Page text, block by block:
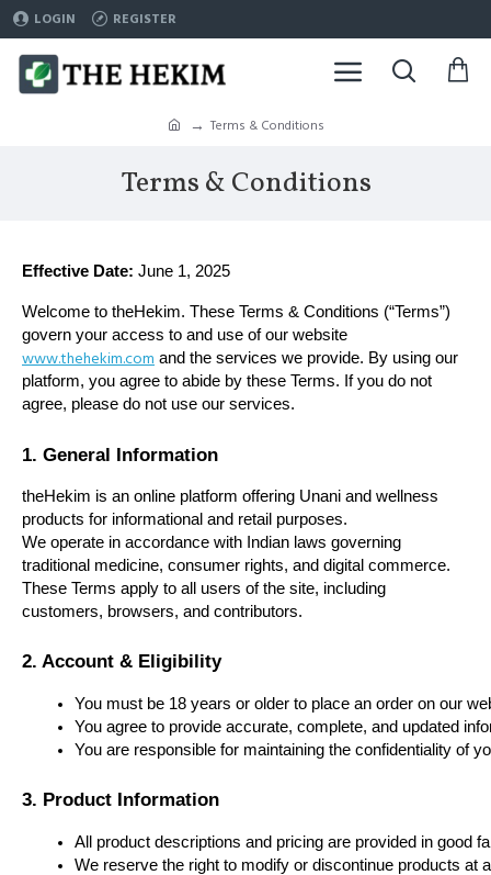
LOGIN REGISTER
Terms & Conditions
Terms & Conditions
Effective Date: June 1, 2025
Welcome to theHekim. These Terms & Conditions (“Terms”)
govern your access to and use of our website
www.thehekim.com and the services we provide. By using our
platform, you agree to abide by these Terms. If you do not
agree, please do not use our services.
1. General Information
theHekim is an online platform offering Unani and wellness
products for informational and retail purposes.
We operate in accordance with Indian laws governing
traditional medicine, consumer rights, and digital commerce.
These Terms apply to all users of the site, including
customers, browsers, and contributors.
2. Account & Eligibility
You must be 18 years or older to place an order on our
You agree to provide accurate, complete, and updated
You are responsible for maintaining the confidentiality of
3. Product Information
All product descriptions and pricing are provided in good
We reserve the right to modify or discontinue products at